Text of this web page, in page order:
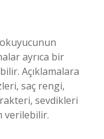
okuyucunun
ayrıca bir
Açıklamalara
saç rengi,
sevdikleri
verilebilir.